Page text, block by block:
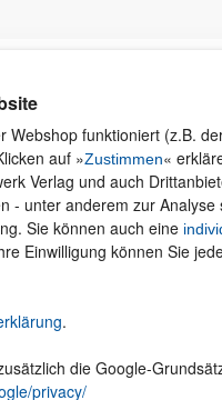
Webshop funktioniert (z.B.
auf »Zustimmen«
Verlag und auch
- unter anderem zur
Sie können auch eine
Einwilligung können Sie
.
die Google-
privacy/
Unternehmen
Rights